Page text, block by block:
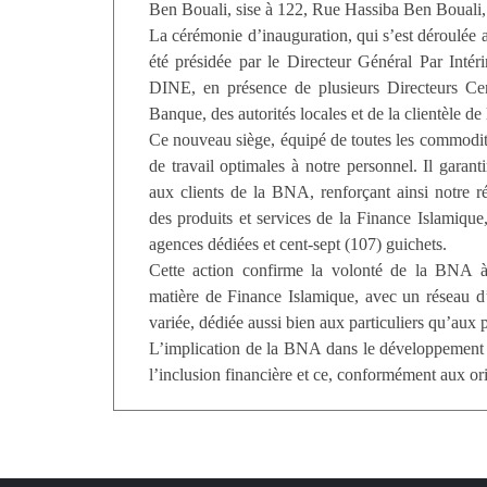
Ben Bouali, sise à 122, Rue Hassiba Ben
La cérémonie d’inauguration, qui s’est déroulée
été présidée par le Directeur Général Par
DINE, en présence de plusieurs Directeurs
Banque, des autorités locales et de la clientèle
Ce nouveau siège, équipé de toutes les
de travail optimales à notre personnel. Il
aux clients de la BNA, renforçant ainsi notre
des produits et services de la Finance
agences dédiées et cent-sept (107) guichets.
Cette action confirme la volonté de la BNA
matière de Finance Islamique, avec un réseau
variée, dédiée aussi bien aux particuliers qu’aux
L’implication de la BNA dans le
l’inclusion financière et ce, conformément aux